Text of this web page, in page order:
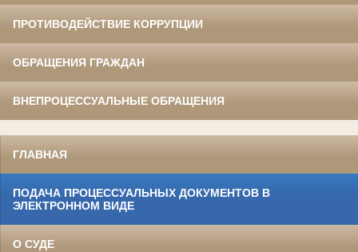
ПРОТИВОДЕЙСТВИЕ КОРРУПЦИИ
ОБРАЩЕНИЯ ГРАЖДАН
ВНЕПРОЦЕССУАЛЬНЫЕ ОБРАЩЕНИЯ
ГЛАВНАЯ
ПОДАЧА ПРОЦЕССУАЛЬНЫХ ДОКУМЕНТОВ В
ЭЛЕКТРОННОМ ВИДЕ
О СУДЕ